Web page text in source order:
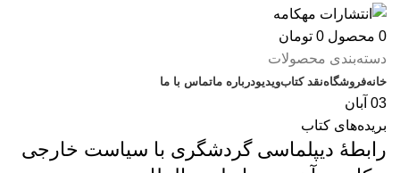
0 محصول 0 تومان
دسته‌بندی محصولات
خانهفروشگاهنقد کتابویدیودرباره‌ ماتماس با ما
03 آبان
بریده‌های کتاب
رابطۀ دیپلماسی گردشگری با سیاست خارجی